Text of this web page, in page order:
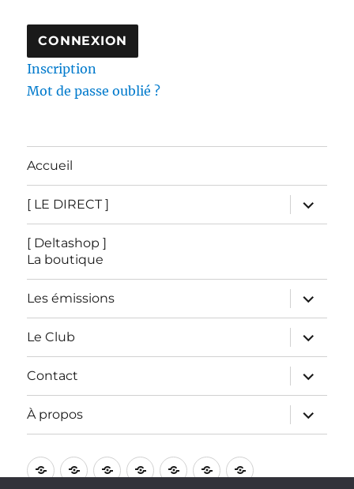
Inscription
Mot de passe oublié ?
Accueil
[ LE DIRECT ]
ouvrir
le
sous-
[ Deltashop ]
La boutique
Les émissions
ouvrir
le
sous-
menu
Le Club
ouvrir
le
sous-
menu
Contact
ouvrir
le
sous-
menu
À propos
ouvrir
le
sous-
Accueil
[
[
Les
Le
Contact
À